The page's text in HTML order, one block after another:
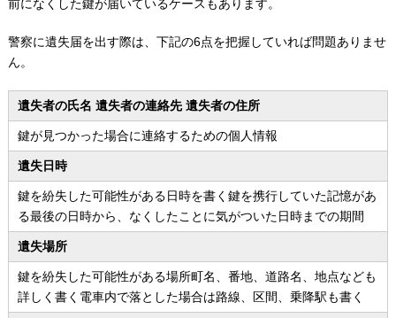
前になくした鍵が届いているケースもあります。
警察に遺失届を出す際は、下記の6点を把握していれば問題ありませ
ん。
遺失者の氏名 遺失者の連絡先 遺失者の住所
鍵が見つかった場合に連絡するための個人情報
遺失日時
鍵を紛失した可能性がある日時を書く鍵を携行していた記憶があ
る最後の日時から、 なくしたことに気がついた日時までの期間
遺失場所
鍵を紛失した可能性がある場所町名、番地、道路名、地点なども
詳しく書く 電車内で落とした場合は路線、区間、乗降駅も書く